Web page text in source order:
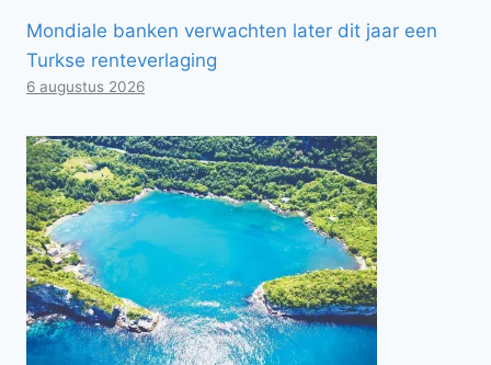
Mondiale banken verwachten later dit jaar een
Turkse renteverlaging
6 augustus 2026